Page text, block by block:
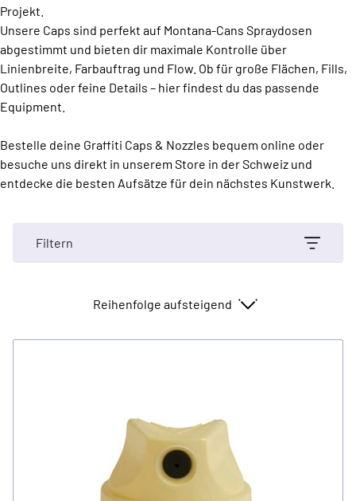
Projekt.
Unsere Caps sind perfekt auf Montana-Cans Spraydosen
abgestimmt und bieten dir maximale Kontrolle über
Linienbreite, Farbauftrag und Flow. Ob für große Flächen, Fills,
Outlines oder feine Details – hier findest du das passende
Equipment.
Bestelle deine Graffiti Caps & Nozzles bequem online oder
besuche uns direkt in unserem Store in der Schweiz und
entdecke die besten Aufsätze für dein nächstes Kunstwerk.
Filtern
Sortieren nach